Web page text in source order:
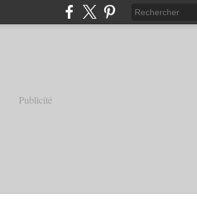
Publicité